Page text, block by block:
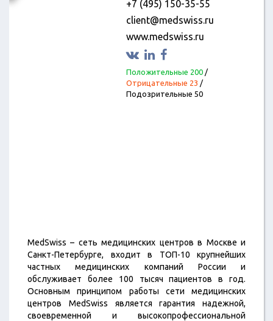
+7 (495) 150-35-55
client@medswiss.ru
www.medswiss.ru
Положительные 200/
Отрицательные 23 /
Подозрительные 50
MedSwiss – сеть медицинских центров в Москве и
Санкт-Петербурге, входит в ТОП-10 крупнейших
частных медицинских компаний России и
обслуживает более 100 тысяч пациентов в год.
Основным принципом работы сети медицинских
центров MedSwiss является гарантия надежной,
своевременной и высокопрофессиональной